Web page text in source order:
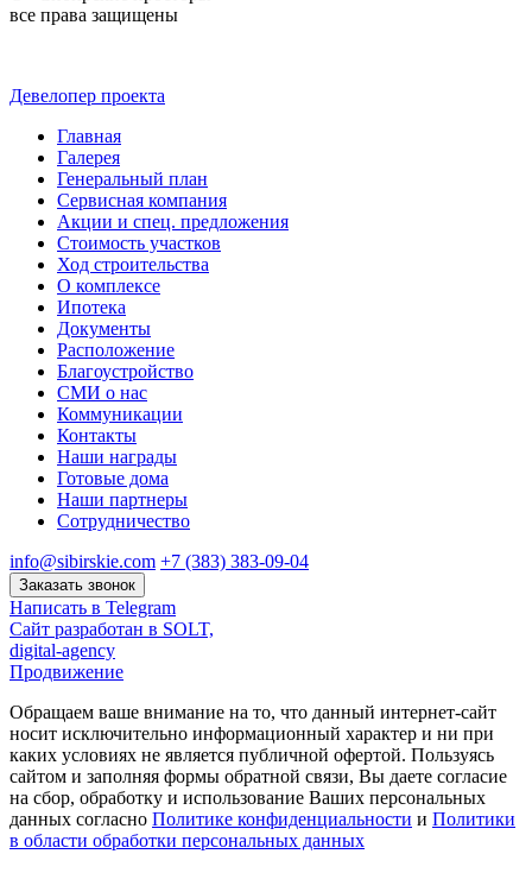
все права защищены
Девелопер проекта
Главная
Галерея
Генеральный план
Сервисная компания
Акции и спец. предложения
Стоимость участков
Ход строительства
О комплексе
Ипотека
Документы
Расположение
Благоустройство
СМИ о нас
Коммуникации
Контакты
Наши награды
Готовые дома
Наши партнеры
Сотрудничество
info@sibirskie.com +7 (383) 383-09-04
Заказать звонок
Написать в Telegram
Сайт разработан в SOLT,
digital-agency
Продвижение
Обращаем ваше внимание на то, что данный интернет-сайт
носит исключительно информационный характер и ни при
каких условиях не является публичной офертой. Пользуясь
сайтом и заполняя формы обратной связи, Вы даете согласие
на сбор, обработку и использование Ваших персональных
данных согласно Политике конфиденциальности и Политики
в области обработки персональных данных